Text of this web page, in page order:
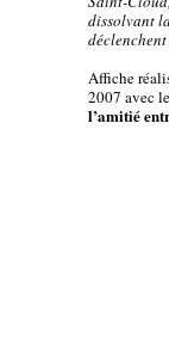
dissolvant
Affiche
2007 avec le
l’amitié